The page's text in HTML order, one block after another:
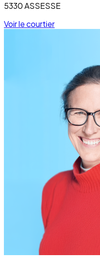
5330 ASSESSE
Voir le courtier